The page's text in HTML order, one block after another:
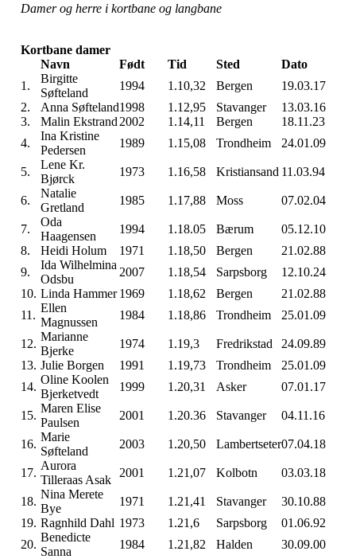
Damer og herre i kortbane og langbane
Kortbane damer
Navn
Født Tid Sted
Dato
1.
Birgitte
Søfteland
1994 1.10,32 Bergen
19.03.17
2.
Anna Søfteland1998 1.12,95 Stavanger
13.03.16
3.
Malin Ekstrand 2002 1.14,11 Bergen
18.11.23
4.
Ina Kristine
Pedersen
1989 1.15,08 Trondheim 24.01.09
5.
Lene Kr.
Bjørck
1973 1.16,58 Kristiansand 11.03.94
6.
Natalie
Gretland
1985 1.17,88 Moss 07.02.04
7.
Oda
Haagensen
1994 1.18.05 Bærum
05.12.10
8.
Heidi Holum 1971 1.18,50 Bergen
21.02.88
9.
Ida Wilhelmina
Odsbu
2007 1.18,54 Sarpsborg
12.10.24
10. Linda Hammer 1969 1.18,62 Bergen
21.02.88
11.
Ellen
Magnussen
1984 1.18,86 Trondheim 25.01.09
12.
Marianne
Bjerke
1974 1.19,3 Fredrikstad
24.09.89
13. Julie Borgen 1991 1.19,73 Trondheim
25.01.09
14.
Oline Koolen
Bjerketvedt
1999 1.20,31 Asker 07.01.17
15.
Maren Elise
Paulsen
2001 1.20.36 Stavanger 04.11.16
16.
Marie
Søfteland
2003 1.20,50 Lambertseter07.04.18
17.
Aurora
Tilleraas Asak
2001 1.21,07 Kolbotn 03.03.18
18.
Nina Merete
Bye
1971 1.21,41 Stavanger
30.10.88
19. Ragnhild Dahl 1973 1.21,6 Sarpsborg
01.06.92
20.
Benedicte
Sanna
1984 1.21,82 Halden 30.09.00